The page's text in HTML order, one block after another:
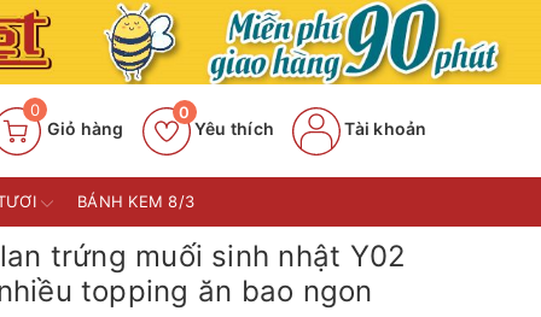
0
Giỏ hàng Yêu thích
0
Tài khoản
BÁNH KEM 8/3
trứng muối sinh nhật Y02
topping ăn bao ngon